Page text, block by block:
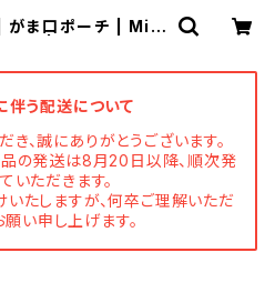
ルネノネコ
伴う配送について
、誠にありがとうございます。
の発送は8月20日以降、順次発
いただきます。
たしますが、何卒ご理解いただ
い申し上げます。